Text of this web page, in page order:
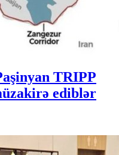
TRIPP
ediblər